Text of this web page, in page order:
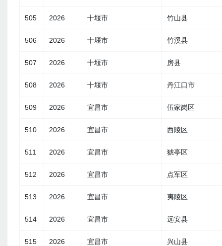
505 2026 十堰市 竹山县
506 2026 十堰市 竹溪县
507 2026 十堰市 房县
508 2026 十堰市 丹江口市
509 2026 宜昌市 伍家岗区
510 2026 宜昌市 西陵区
511 2026 宜昌市 猇亭区
512 2026 宜昌市 点军区
513 2026 宜昌市 夷陵区
514 2026 宜昌市 远安县
515 2026 宜昌市 兴山县